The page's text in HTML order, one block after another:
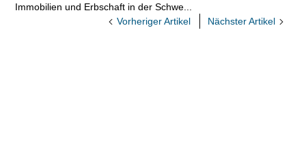
Immobilien und Erbschaft in der Schwe...
Vorheriger Artikel
Nächster Artikel